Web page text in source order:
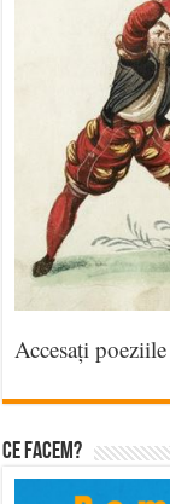
Accesați poeziile
Ce facem?